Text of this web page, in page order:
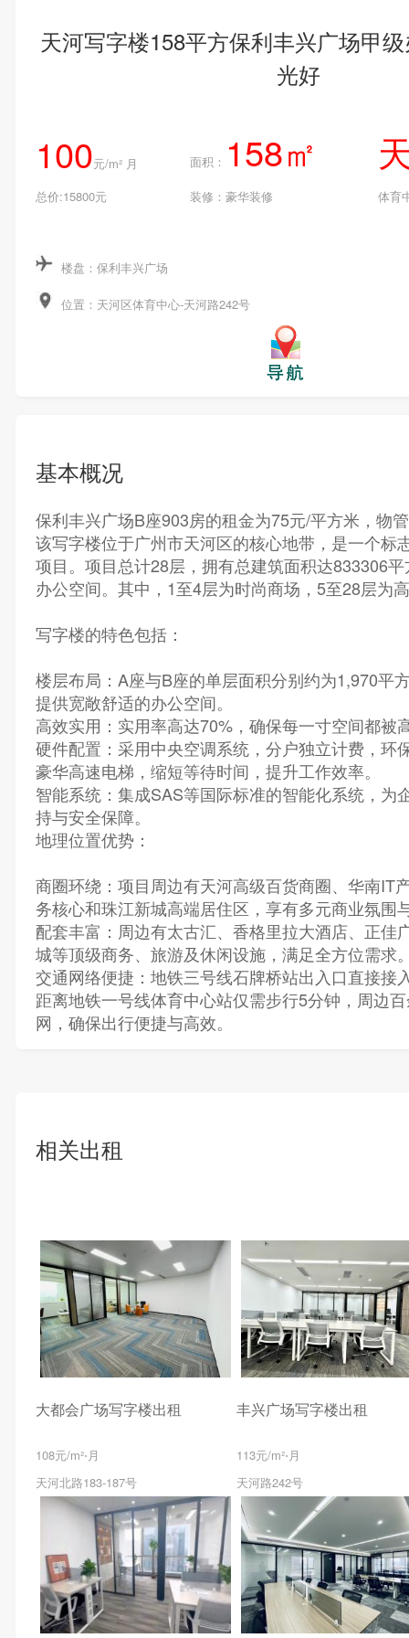
天河写字楼158平方保利丰兴广场甲
光好
100元/m² 月 面积： 158㎡
总价:15800元 装修：豪华装修 体育
楼盘：保利丰兴广场
位置：天河区体育中心-天河路242号
基本概况
保利丰兴广场B座903房的租金为75元/平方米，物
该写字楼位于广州市天河区的核心地带，是一个标
项目。项目总计28层，拥有总建筑面积达833306
办公空间。其中，1至4层为时尚商场，5至28层为
写字楼的特色包括：
楼层布局：A座与B座的单层面积分别约为1,970平
提供宽敞舒适的办公空间。
高效实用：实用率高达70%，确保每一寸空间都被
硬件配置：采用中央空调系统，分户独立计费，环
豪华高速电梯，缩短等待时间，提升工作效率。
智能系统：集成SAS等国际标准的智能化系统，为
持与安全保障。
地理位置优势：
商圈环绕：项目周边有天河高级百货商圈、华南IT
务核心和珠江新城高端居住区，享有多元商业氛围
配套丰富：周边有太古汇、香格里拉大酒店、正佳
城等顶级商务、旅游及休闲设施，满足全方位需求
交通网络便捷：地铁三号线石牌桥站出入口直接接
距离地铁一号线体育中心站仅需步行5分钟，周边
网，确保出行便捷与高效。
相关出租
大都会广场写字楼出租
108元/m²⋅月
天河北路183-187号
丰兴广场写字楼出租
113元/m²⋅月
天河路242号